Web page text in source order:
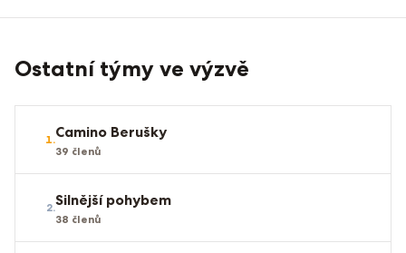
Ostatní týmy ve výzvě
1.Camino Berušky
39 členů
2.Silnější pohybem
38 členů